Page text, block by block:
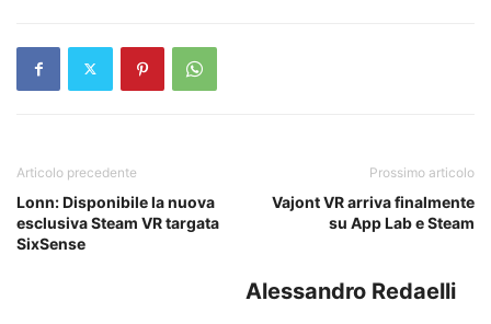
Articolo precedente
Lonn: Disponibile la nuova
esclusiva Steam VR targata
SixSense
Prossimo articolo
Vajont VR arriva finalmente
su App Lab e Steam
Alessandro Redaelli